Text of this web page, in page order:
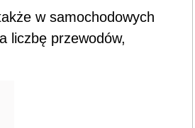
w samochodowych
liczbę przewodów,